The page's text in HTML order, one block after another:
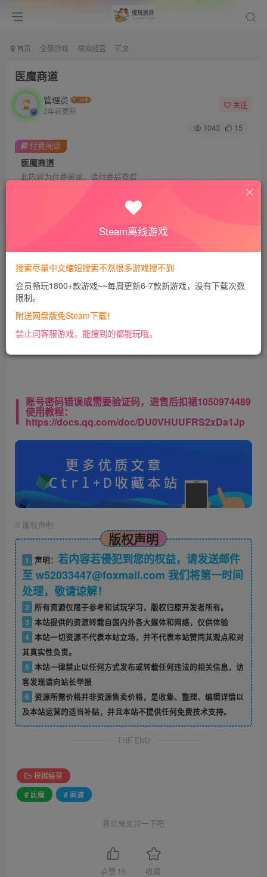
首页 全部游戏 模拟经营 正文
医魔商道
管理员
2年前更新
关注
1043 15
医魔商道
此内容为付费阅读，请付费后查看
开通会员
付费阅读
此处内容已隐藏，VIP会员可见
请登录后查看特权
账号密码错误或需要验证码，进售后扣裙1050974489
使用教程：
https://docs.qq.com/doc/DU0VHUUFRS2xDa1Jp
© 版权声明
版权声明
1 声明： 若内容若侵犯到您的权益，请发送邮件
至 w52033447@foxmail.com 我们将第一时间
处理，敬请谅解！
2
所有资源仅限于参考和试玩学习，版权归原开发者所有。
3 本站提供的资源转载自国内外各大媒体和网络，仅供体验
4 本站一切资源不代表本站立场，并不代表本站赞同其观点和对
其真实性负责。
5 本站一律禁止以任何方式发布或转载任何违法的相关信息，访
客发现请向站长举报
6
资源所需价格并非资源售卖价格，是收集、整理、编辑详情以
及本站运营的适当补贴，并且本站不提供任何免费技术支持。
THE END
模拟经营
# 医魔
# 商道
喜欢就支持一下吧
点赞 15 收藏
Steam离线游戏
搜索尽量中文缩短搜索不然很多游戏搜不到
会员畅玩1800+款游戏~~每周更新6-7款新游戏，没有下载次数
限制。
附送网盘版免Steam下载！
禁止问客服游戏，能搜到的都能玩哦。